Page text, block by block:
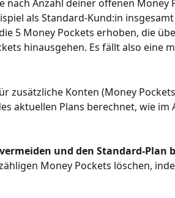
nach Anzahl deiner offenen Money
als Standard-Kund:in
5 Money Pockets erhoben, die
hinausgehen. Es fällt also eine
zusätzliche Konten (Money
aktuellen Plans berechnet, wie im
und den Standard-Plan
Money Pockets löschen,